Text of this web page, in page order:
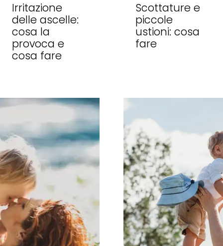
Irritazione
delle ascelle:
cosa la
provoca e
cosa fare
Scottature e
piccole
ustioni: cosa
fare